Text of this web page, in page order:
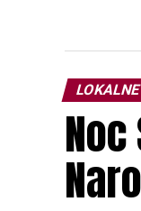
LOKALNE